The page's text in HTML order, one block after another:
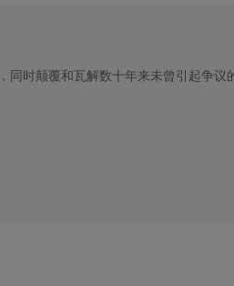
时颠覆和瓦解数十年来未曾引起争议